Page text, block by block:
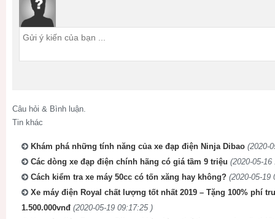
Câu hỏi & Bình luận.
Tin khác
Khám phá những tính năng của xe đạp điện Ninja Dibao (2020-
Các dòng xe đạp điện chính hãng có giá tầm 9 triệu (2020-05-16
Cách kiểm tra xe máy 50cc có tốn xăng hay không? (2020-05-19
Xe máy điện Royal chất lượng tốt nhất 2019 – Tặng 100% phí
1.500.000vnđ (2020-05-19 09:17:25 )